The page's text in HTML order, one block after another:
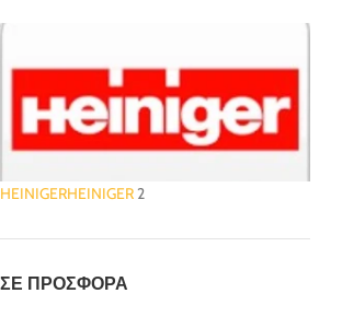
HEINIGERHEINIGER 2
ΣΕ ΠΡΟΣΦΟΡΆ